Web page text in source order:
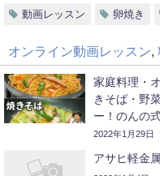
動画レッスン 卵焼き
オンライン動画レッスン
家庭料理・
きそば・野
ー！のんの
ッスン」#11
2022年1月29日
アサヒ軽金